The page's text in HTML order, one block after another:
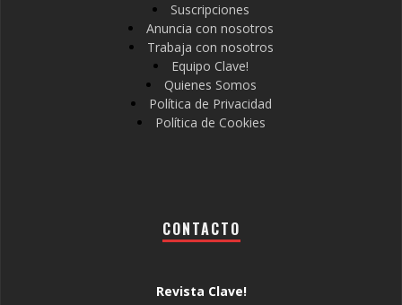
Suscripciones
Anuncia con nosotros
Trabaja con nosotros
Equipo Clave!
Quienes Somos
Política de Privacidad
Política de Cookies
CONTACTO
Revista Clave!